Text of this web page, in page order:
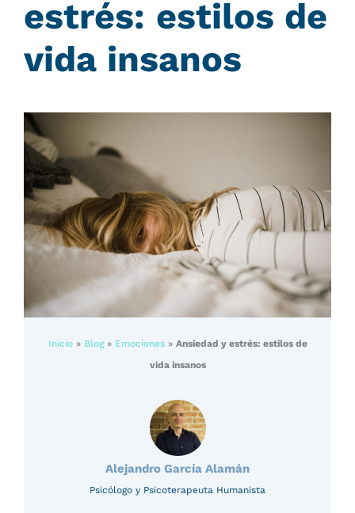
estrés: estilos de
vida insanos
Inicio» Blog» Emociones» Ansiedad y estrés: estilos de
vida insanos
Alejandro García Alamán
Psicólogo y Psicoterapeuta Humanista